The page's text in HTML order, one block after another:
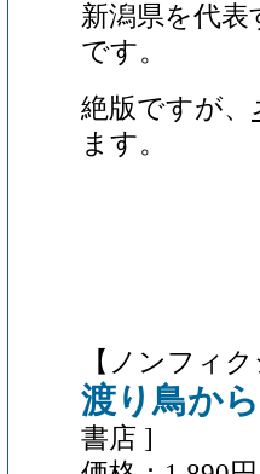
新潟県を代
です。
絶版ですが、
ます。
【ノンフィ
渡り鳥か
書店 ]